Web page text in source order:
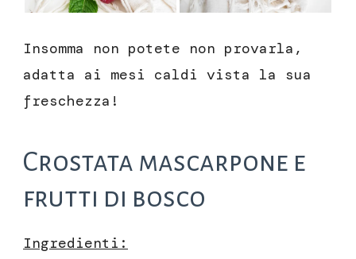
Insomma non potete non provarla,
adatta ai mesi caldi vista la sua
freschezza!
Crostata mascarpone e
frutti di bosco
Ingredienti: